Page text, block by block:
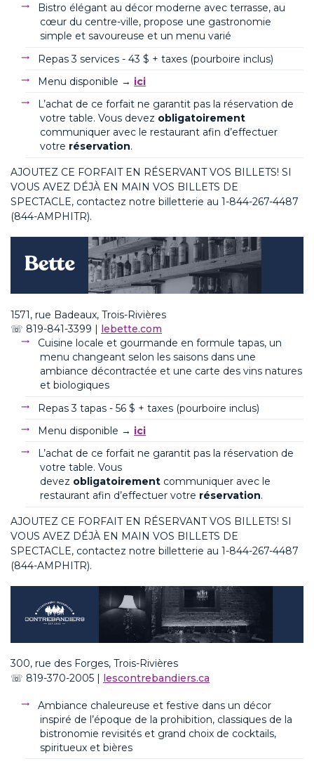
Bistro élégant au décor moderne avec terrasse, au
cœur du centre-ville, propose une gastronomie
simple et savoureuse et un menu varié
Repas 3 services - 43 $ + taxes (pourboire inclus)
Menu disponible → ici
L’achat de ce forfait ne garantit pas la réservation de
votre table. Vous devez obligatoirement
communiquer avec le restaurant afin d’effectuer
votre réservation.
AJOUTEZ CE FORFAIT EN RÉSERVANT VOS BILLETS! SI
VOUS AVEZ DÉJÀ EN MAIN VOS BILLETS DE
SPECTACLE, contactez notre billetterie au 1-844-267-4487
(844-AMPHITR).
1571, rue Badeaux, Trois-Rivières
☏ 819-841-3399
lebette.com
Cuisine locale et gourmande en formule tapas, un
menu changeant selon les saisons dans une
ambiance décontractée et une carte des vins natures
et biologiques
Repas 3tapas - 56 $ + taxes (pourboire inclus)
Menu disponible → ici
L’achat de ce forfait ne garantit pas la réservation de
votre table. Vous
devez obligatoirement communiquer avec le
restaurant afin d’effectuer votre réservation.
AJOUTEZ CE FORFAIT EN RÉSERVANT VOS BILLETS! SI
VOUS AVEZ DÉJÀ EN MAIN VOS BILLETS DE
SPECTACLE, contactez notre billetterie au 1-844-267-4487
(844-AMPHITR).
300, rue des Forges, Trois-Rivières
☏ 819-370-2005 | lescontrebandiers.ca
Ambiance chaleureuse et festive dans un décor
inspiré de l’époque de la prohibition, classiques de la
bistronomie revisités et grand choix de cocktails,
spiritueux et bières